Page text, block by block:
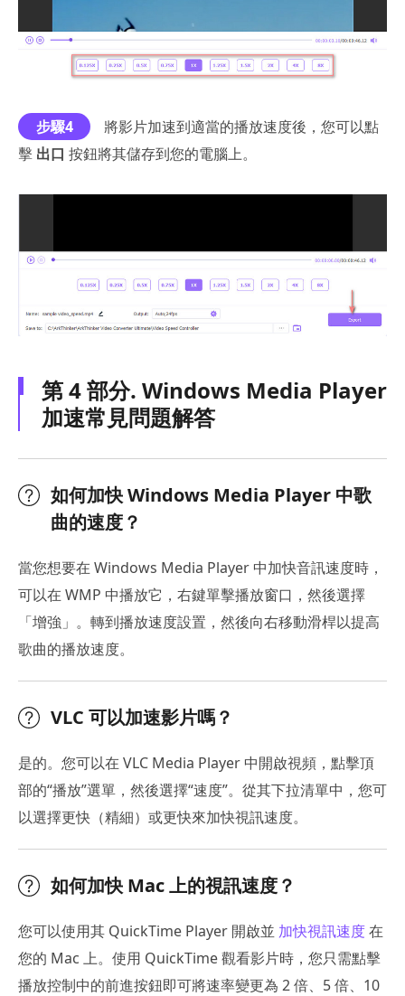
步驟4
將影片加速到適當的播放速度後，您可以點
擊 出口 按鈕將其儲存到您的電腦上。
第 4 部分. Windows Media Player
加速常見問題解答
如何加快 Windows Media Player 中歌
曲的速度？
當您想要在 Windows Media Player 中加快音訊速度時，
可以在 WMP 中播放它，右鍵單擊播放窗口，然後選擇
「增強」。轉到播放速度設置，然後向右移動滑桿以提高
歌曲的播放速度。
VLC 可以加速影片嗎？
是的。您可以在 VLC Media Player 中開啟視頻，點擊頂
部的“播放”選單，然後選擇“速度”。從其下拉清單中，您可
以選擇更快（精細）或更快來加快視訊速度。
如何加快 Mac 上的視訊速度？
您可以使用其 QuickTime Player 開啟並 加快視訊速度在
您的 Mac 上。使用 QuickTime 觀看影片時，您只需點擊
播放控制中的前進按鈕即可將速率變更為 2 倍、5 倍、10